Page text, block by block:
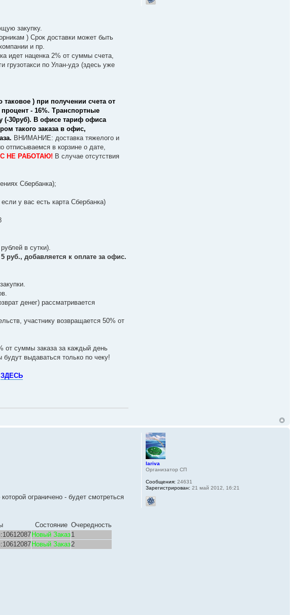
закупку.
) Срок доставки может быть
и пр.
идет наценка 2% от суммы счета,
грузотакси по Улан-удэ (здесь уже
) при получении счета от
- 16%. Транспортные
(-30руб). В офисе тариф офиса
такого заказа в офис,
ВНИМАНИЕ: доставка тяжелого и
отписываемся в корзине о дате,
НЕ РАБОТАЮ! В случае отсутствия
Сбербанка);
у вас есть карта Сбербанка)
в сутки).
руб., добавляется к оплате за офис.
денег) рассматривается
участнику возвращается 50% от
суммы заказа за каждый день
выдаваться только по чеку!
ЗДЕСЬ
ограничено - будет смотреться
Состояние Очередность
Новый Заказ1
Новый Заказ2
lariva
Организатор СП
Сообщения: 24631
Зарегистрирован: 21 май 2012, 16:21